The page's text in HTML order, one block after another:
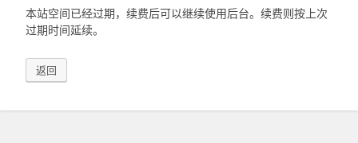
本站空间已经过期，续费后可以继续使用后台。续费则按上次
过期时间延续。
返回